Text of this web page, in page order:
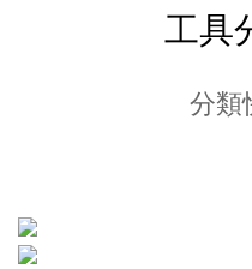
工具
分類